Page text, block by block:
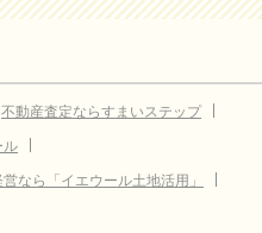
不動産査定ならすまいステップ
ル
なら「イエウール土地活用」